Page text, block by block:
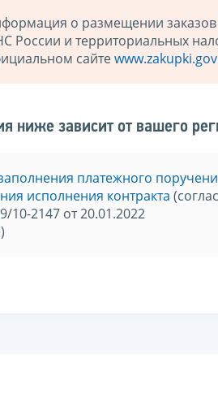
о размещении заказов
России и территориальных
сайте
ниже зависит от вашего
платежного
исполнения контракта
10-2147 от 20.01.2022